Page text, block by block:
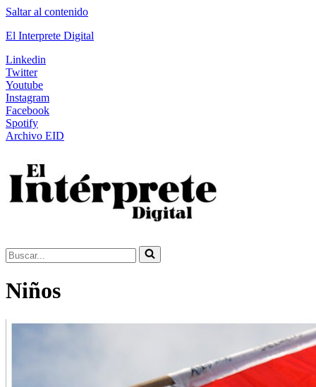
Saltar al contenido
El Interprete Digital
Linkedin
Twitter
Youtube
Instagram
Facebook
Spotify
Archivo EID
Buscar...
Niños